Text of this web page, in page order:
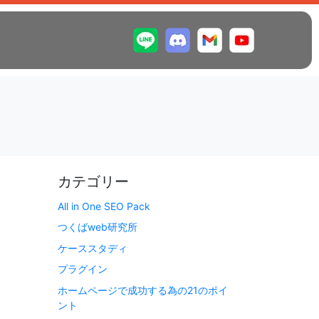
カテゴリー
All in One SEO Pack
つくばweb研究所
ケーススタディ
プラグイン
ホームページで成功する為の21のポイ
ント